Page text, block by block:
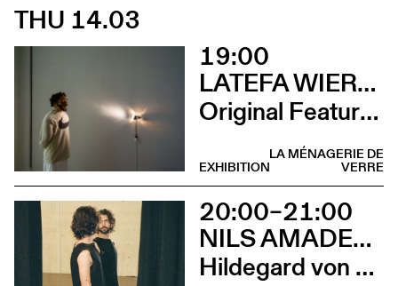
THU 14.03
19:00
LATEFA WIERSCH
Original Features
LA MÉNAGERIE DE
VERRE
EXHIBITION
20:00–21:00
NILS AMADEUS LANGE
Hildegard von Bingen